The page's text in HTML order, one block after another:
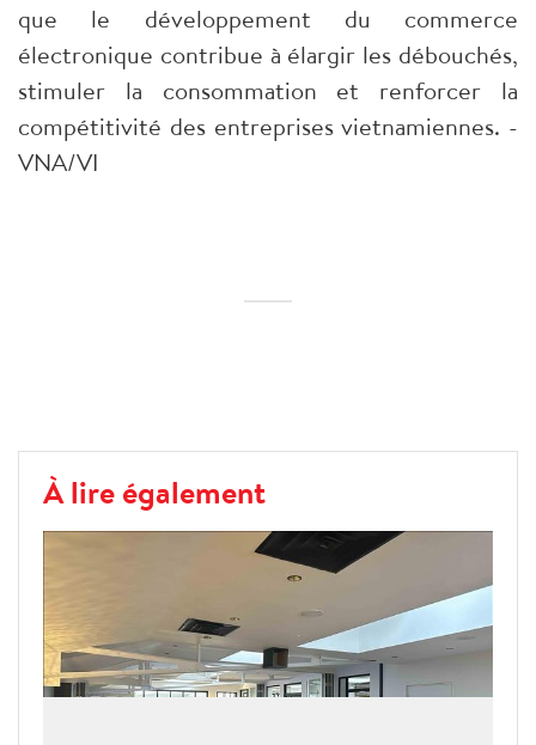
que le développement du commerce
électronique contribue à élargir les débouchés,
stimuler la consommation et renforcer la
compétitivité des entreprises vietnamiennes. -
VNA/VI
À lire également